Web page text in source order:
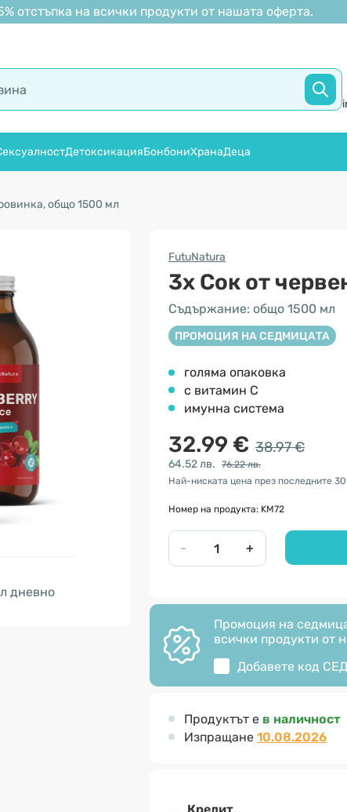
отстъпка на всички продукти от нашата оферта.
ДетоксикацияБонбониХранаДеца
общо 1500 мл
дневно
FutuNatura
3x Сок от
Съдържание: общо 1500 мл
ПРОМОЦИЯ НА СЕДМИЦАТА
голяма опаковка
с витамин С
имунна система
32.99 € 38.97 €
64.52 лв.
76.22 лв.
Най-ниската цена през последните
Номер на продукта: KM72
- +
Промоция на
всички продукти от
Добавете код
Продуктът е в наличност
Изпращане 10.08.2026